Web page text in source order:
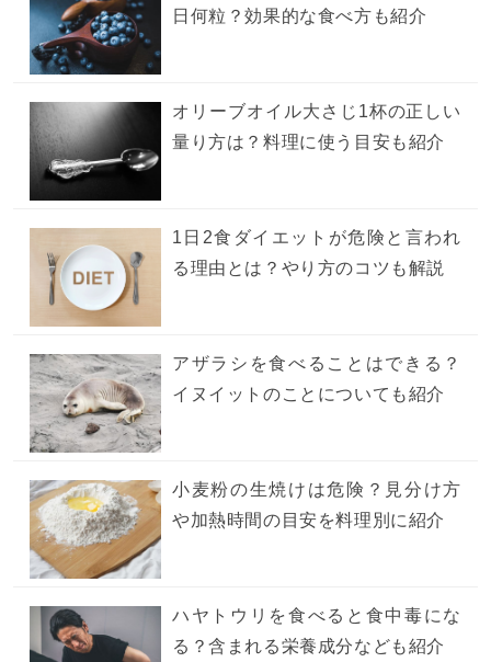
日何粒？効果的な食べ方も紹介
オリーブオイル大さじ1杯の正しい
量り方は？料理に使う目安も紹介
1日2食ダイエットが危険と言われ
る理由とは？やり方のコツも解説
アザラシを食べることはできる？
イヌイットのことについても紹介
小麦粉の生焼けは危険？見分け方
や加熱時間の目安を料理別に紹介
ハヤトウリを食べると食中毒にな
る？含まれる栄養成分なども紹介